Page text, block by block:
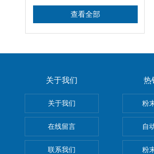
查看全部
关于我们
关于我们
在线留言
联系我们
热
粉
自
粉